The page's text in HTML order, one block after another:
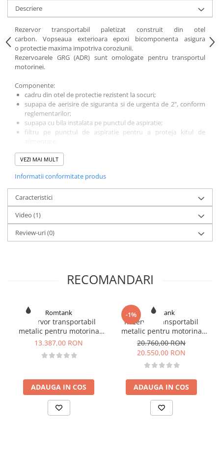
Descriere
Rezervor transportabil paletizat construit din otel
carbon. Vopseaua exterioara epoxi bicomponenta asigura
o protectie maxima impotriva coroziunii.
Rezervoarele GRG (ADR) sunt omologate pentru transportul
motorinei.
Componente:
cadru din otel de protectie rezistent la socuri;
supapa de aerisire de siguranta si de urgenta de 2", conform
reglementarilor;
supapa cu bila instalata pe punctul de aspiratie;
filtru pe punctul de aspiratie pentru a proteja kitul de
supapa de scurgere 1/2" inferioara;
urechi de ridicare pentru ridicare echilibrata din partea de sus,
inclusiv atunci cand este incarcat complet.
Permite folosirea unui stivuitor pe 4 laturi.
Specificatii:
pompa 12V;
debit 50 l/min;
debitmetru electronic;
VEZI MAI MULT
Informatii conformitate produs
Caracteristici
Video (1)
Review-uri(0)
RECOMANDARI
Romtank
Rezervor transportabil
metalic pentru motorina
Mobiltank GRG 350 l, 12V,
13.387,00 RON
ADAUGA IN COS
-1% Romtank
Rezervor transportabil
metalic pentru motorina
Mobiltank GRG 960 l, 12V,
cu debitmetru
20.760,00 RON
20.550,00 RON
ADAUGA IN COS